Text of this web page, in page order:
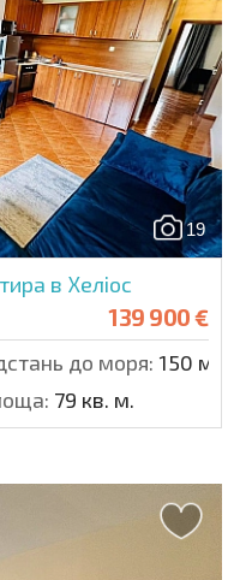
19
в Хеліос
139 900 €
до моря: 150 м.
79 кв. м.